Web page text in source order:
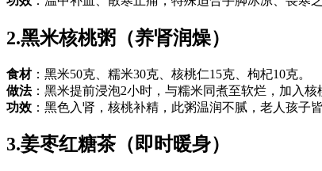
2.黑米核桃粥（养肾润燥）
食材：黑米50克、糯米30克、核桃仁15克、枸杞10克。
做法：黑米提前浸泡2小时，与糯米同煮至软烂，加入核
功效 ：黑色入肾，核桃补精，此粥温润不腻，老人孩子
3.姜枣红糖茶（即时暖身）